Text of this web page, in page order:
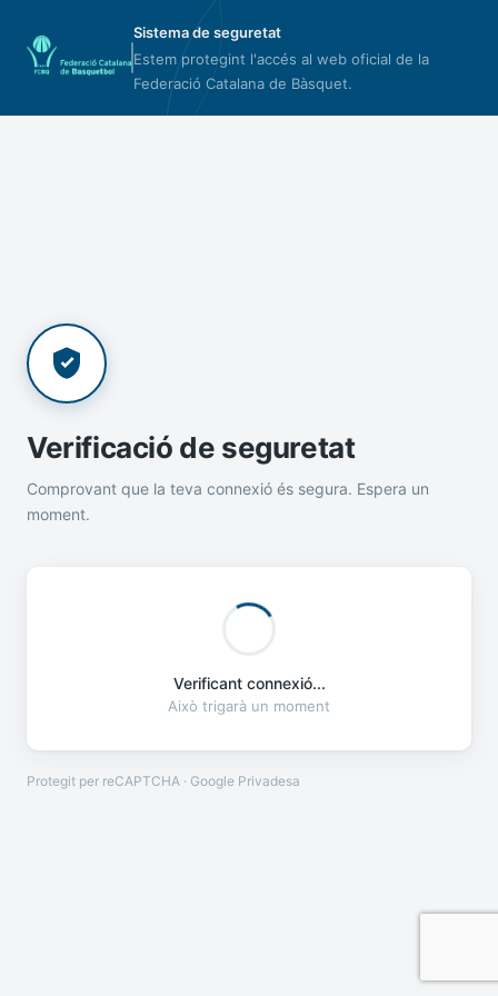
Sistema de seguretat
Estem protegint l'accés al web oficial de la
Federació Catalana de Bàsquet.
Verificació de seguretat
Comprovant que la teva connexió és segura. Espera un
moment.
Verificant connexió...
Això trigarà un moment
Protegit per reCAPTCHA · Google Privadesa